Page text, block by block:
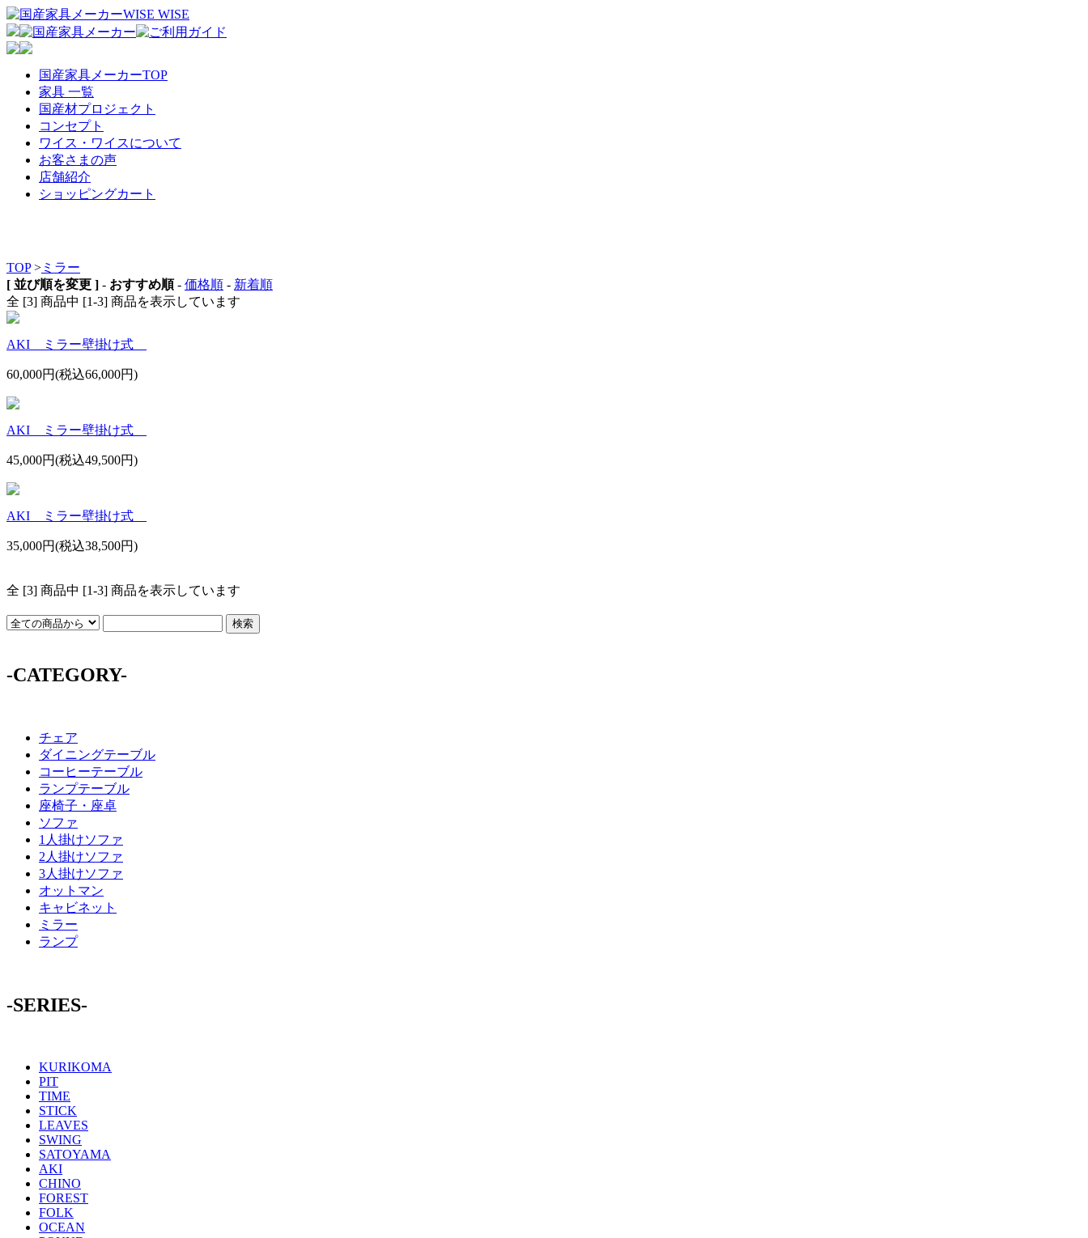
国産家具メーカーTOP
家具 一覧
国産材プロジェクト
コンセプト
ワイス・ワイスについて
お客さまの声
店舗紹介
ショッピングカート
TOP > ミラー
[ 並び順を変更 ] - おすすめ順- 価格順 - 新着順
全 [3] 商品中 [1-3] 商品を表示しています
AKI ミラー壁掛け式
60,000円(税込66,000円)
AKI ミラー壁掛け式
45,000円(税込49,500円)
AKI ミラー壁掛け式
35,000円(税込38,500円)
全 [3] 商品中 [1-3] 商品を表示しています
-CATEGORY-
チェア
ダイニングテーブル
コーヒーテーブル
ランプテーブル
座椅子・座卓
ソファ
1人掛けソファ
2人掛けソファ
3人掛けソファ
オットマン
キャビネット
ミラー
ランプ
-SERIES-
KURIKOMA
PIT
TIME
STICK
LEAVES
SWING
SATOYAMA
AKI
CHINO
FOREST
FOLK
OCEAN